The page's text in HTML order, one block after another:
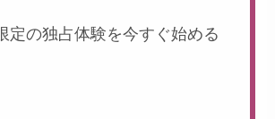
定の独占体験を今すぐ始める